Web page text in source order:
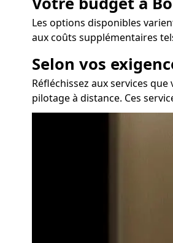
Les options disponibles
aux coûts supplémentaires
Selon vos
Réfléchissez aux services
pilotage à distance. Ces